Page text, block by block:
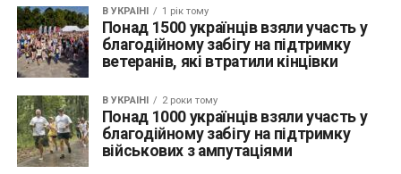
В УКРАЇНІ 1 рік тому
Понад 1500 українців взяли участь у
благодійному забігу на підтримку
ветеранів, які втратили кінцівки
В УКРАЇНІ 2 роки тому
Понад 1000 українців взяли участь у
благодійному забігу на підтримку
військових з ампутаціями